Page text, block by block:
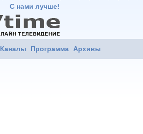
С нами лучше!
Каналы Программа Архивы